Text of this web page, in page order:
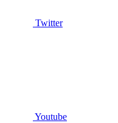
Twitter
Youtube